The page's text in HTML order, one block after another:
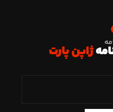
ژاپن پارت